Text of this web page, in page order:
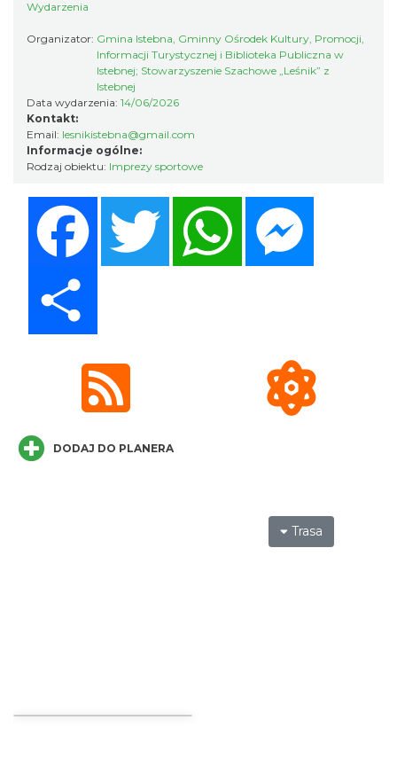
Zajęcia przy pasiece
IX Festiwal Sera na Skolnitym
8.22 km
Wisła
Wydarzenia
Organizator: Gmina Istebna, Gminny Ośrodek Kultury, Promocji,
Informacji Turystycznej i Biblioteka Publiczna w
Istebnej; Stowarzyszenie Szachowe „Leśnik” z
Istebnej
Data wydarzenia: 14/06/2026
Kontakt:
Email: lesnikistebna@gmail.com
Informacje ogólne:
Rodzaj obiektu: Imprezy sportowe
Twitter WhatsApp
DODAJ DO PLANERA
Trasa